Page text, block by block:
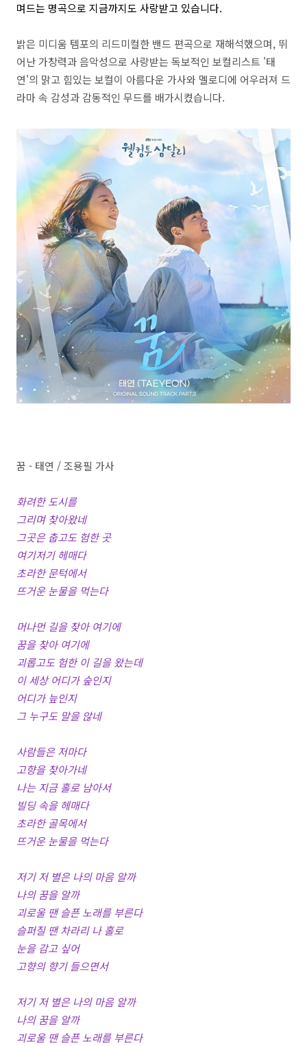
며드는 명곡으로 지금까지도 사랑받고 있습니다.
밝은 미디움 템포의 리드미컬한 밴드 편곡으로 재해석했으며, 뛰
어난 가창력과 음악성으로 사랑받는 독보적인 보컬리스트 '태
연'의 맑고 힘있는 보컬이 아름다운 가사와 멜로디에 어우러져 드
라마 속 감성과 감동적인 무드를 배가시켰습니다.
꿈 - 태연 / 조용필 가사
화려한 도시를
그리며 찾아왔네
그곳은 춥고도 험한 곳
여기저기 헤매다
초라한 문턱에서
뜨거운 눈물을 먹는다
머나먼 길을 찾아 여기에
꿈을 찾아 여기에
괴롭고도 험한 이 길을 왔는데
이 세상 어디가 숲인지
어디가 늪인지
그 누구도 말을 않네
사람들은 저마다
고향을 찾아가네
나는 지금 홀로 남아서
빌딩 속을 헤매다
초라한 골목에서
뜨거운 눈물을 먹는다
저기 저 별은 나의 마음 알까
나의 꿈을 알까
괴로울 땐 슬픈 노래를 부른다
슬퍼질 땐 차라리 나 홀로
눈을 감고 싶어
고향의 향기 들으면서
저기 저 별은 나의 마음 알까
나의 꿈을 알까
괴로울 땐 슬픈 노래를 부른다